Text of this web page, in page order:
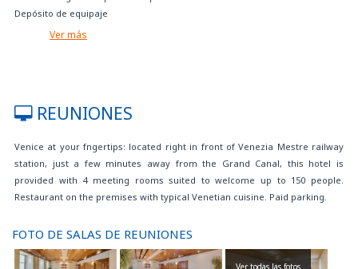
Depósito de equipaje
En el aparcamiento hay disponible una estación de carga para coches
Gimnasio abierto de 6 a 23 horas
Habitaciones para no fumadores
Locutorio gratuito
Personal multilingüe
Restaurante
Servicio de internet Wi-Fi gratuito
Servicio de maletero gratuito
Servicio gratuito de tè y café a la habitación
Ver más
REUNIONES
Venice at your fngertips: located right in front of Venezia Mestre railway
station, just a few minutes away from the Grand Canal, this hotel is
provided with 4 meeting rooms suited to welcome up to 150 people.
Restaurant on the premises with typical Venetian cuisine. Paid parking.
FOTO DE SALAS DE REUNIONES